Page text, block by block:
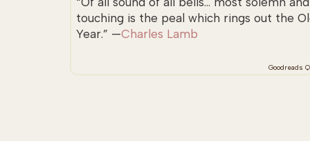
touching is the peal which rings out the
Year.” —Charles Lamb
Goodreads